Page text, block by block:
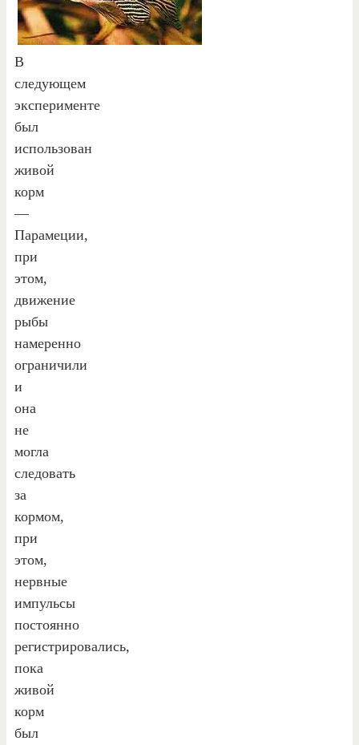
В
следующем
эксперименте
был
использован
живой
корм
—
Парамеции,
при
этом,
движение
рыбы
намеренно
ограничили
и
она
не
могла
следовать
за
кормом,
при
этом,
нервные
импульсы
постоянно
регистрировались,
пока
живой
корм
был